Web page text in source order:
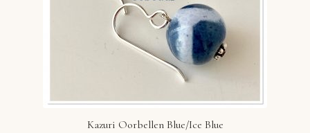
Kazuri Oorbellen Blue/Ice Blue